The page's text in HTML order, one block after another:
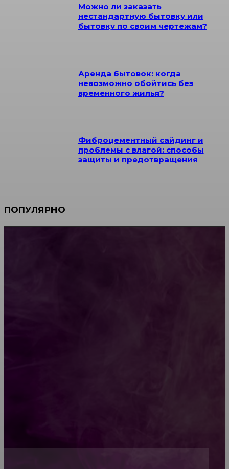
Можно ли заказать
нестандартную бытовку или
бытовку по своим чертежам?
Аренда бытовок: когда
невозможно обойтись без
временного жилья?
Фиброцементный сайдинг и
проблемы с влагой: способы
защиты и предотвращения
ПОПУЛЯРНО